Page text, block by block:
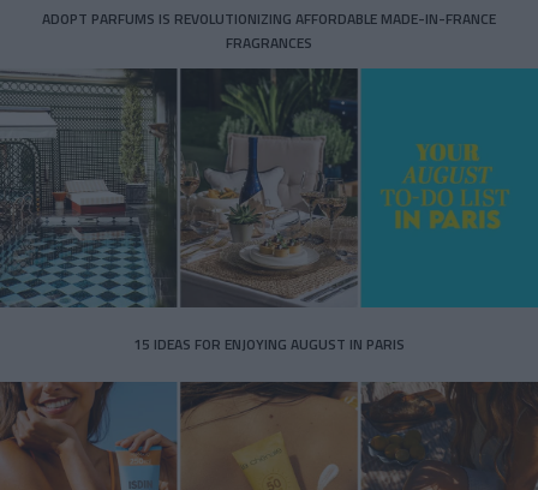
ADOPT PARFUMS IS REVOLUTIONIZING AFFORDABLE MADE-IN-FRANCE
FRAGRANCES
15 IDEAS FOR ENJOYING AUGUST IN PARIS